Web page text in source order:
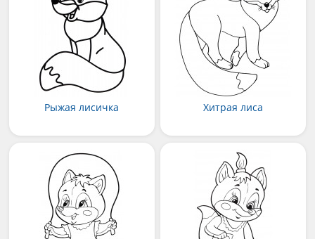
Рыжая лисичка Хитрая лиса